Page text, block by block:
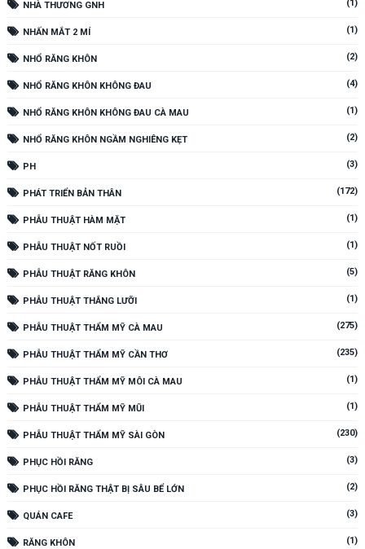
NHÀ THƯƠNG GNH (1)
NHẤN MẮT 2 MÍ (1)
NHỔ RĂNG KHÔN (2)
NHỔ RĂNG KHÔN KHÔNG ĐAU (4)
NHỔ RĂNG KHÔN KHÔNG ĐAU CÀ MAU (1)
NHỔ RĂNG KHÔN NGẦM NGHIÊNG KẸT (2)
PH (3)
PHÁT TRIỂN BẢN THÂN (172)
PHẪU THUẬT HÀM MẶT (1)
PHẪU THUẬT NỐT RUỒI (1)
PHẪU THUẬT RĂNG KHÔN (5)
PHẪU THUẬT THẮNG LƯỠI (1)
PHẪU THUẬT THẨM MỸ CÀ MAU (275)
PHẪU THUẬT THẨM MỸ CẦN THƠ (235)
PHẪU THUẬT THẨM MỸ MÔI CÀ MAU (1)
PHẪU THUẬT THẨM MỸ MŨI (1)
PHẪU THUẬT THẨM MỸ SÀI GÒN (230)
PHỤC HỒI RĂNG (3)
PHỤC HỒI RĂNG THẬT BỊ SÂU BỂ LỚN (2)
QUÁN CAFE (3)
RĂNG KHÔN (1)